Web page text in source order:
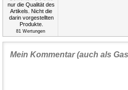
81Wertungen